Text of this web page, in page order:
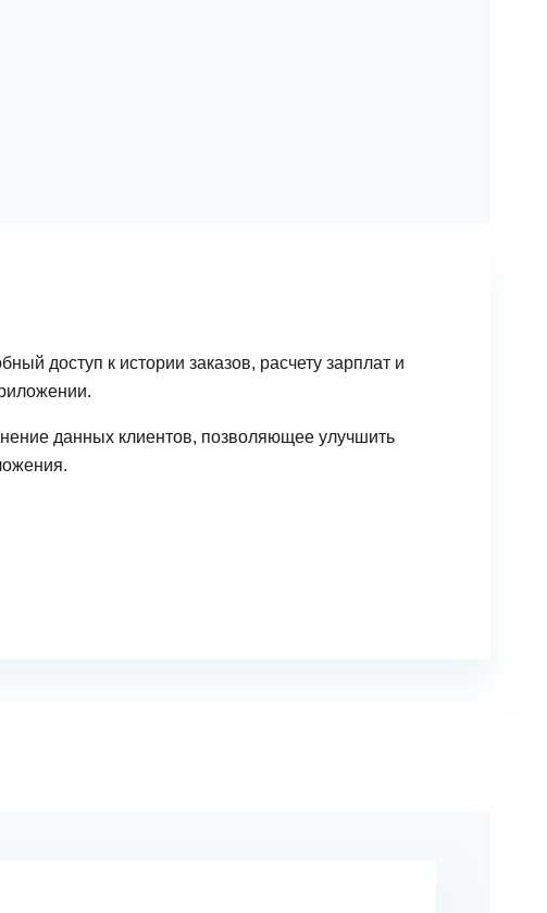
доступ к истории заказов, расчету зарплат и
данных клиентов, позволяющее улучшить